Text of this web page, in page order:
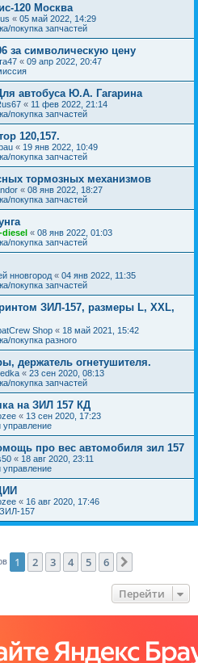
120 Москва
« 05 май 2022, 14:29
покупка запчастей
за символическую цену
« 09 апр 2022, 20:47
автобуса Ю.А. Гагарина
« 11 фев 2022, 21:14
покупка запчастей
120,157.
« 19 янв 2022, 10:49
покупка запчастей
тормозных механизмов
« 08 янв 2022, 18:27
покупка запчастей
diesel « 08 янв 2022, 01:03
покупка запчастей
нновгород « 04 янв 2022, 11:35
покупка запчастей
ЗИЛ-157, размеры L, XXL,
Shop « 18 май 2021, 15:42
покупка разного
держатель огнетушителя.
« 23 сен 2020, 08:13
покупка запчастей
на ЗИЛ 157 КД
« 13 сен 2020, 17:23
управление
про вес автомобиля зил 157
« 18 авг 2020, 23:11
управление
« 16 авг 2020, 17:46
157
1 2 3 4 5 6
Перейти